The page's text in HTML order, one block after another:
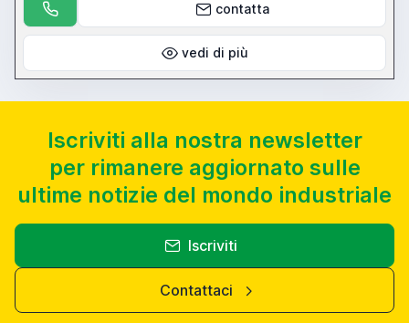
contatta
vedi di più
Iscriviti alla nostra newsletter
per rimanere aggiornato sulle
ultime notizie del mondo industriale
Iscriviti
Contattaci